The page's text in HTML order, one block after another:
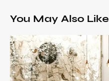
You May Also Like